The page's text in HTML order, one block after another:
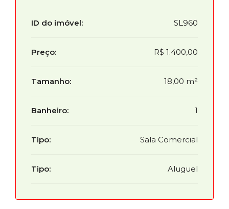
ID do imóvel: SL960
Preço: R$ 1.400,00
Tamanho: 18,00 m²
Banheiro: 1
Tipo: Sala Comercial
Tipo: Aluguel